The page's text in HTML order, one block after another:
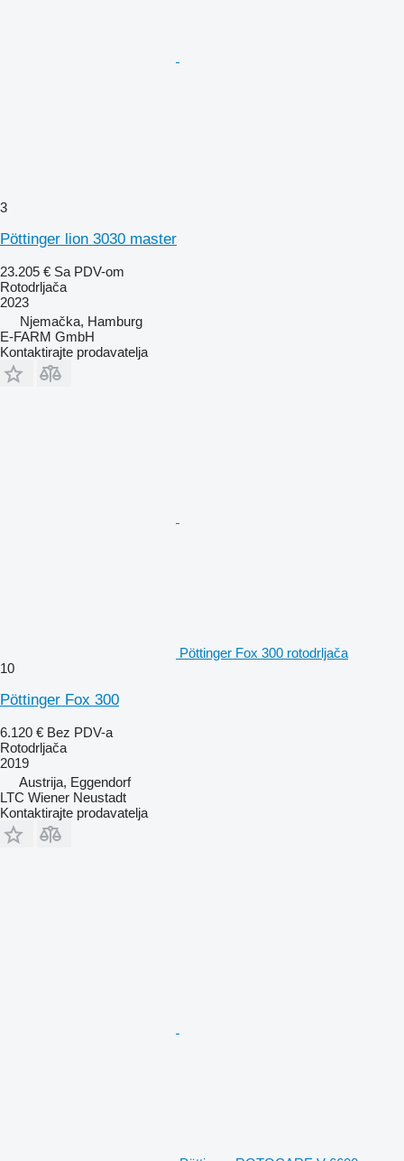
3
Pöttinger lion 3030 master
23.205 € Sa PDV-om
Rotodrljača
2023
Njemačka, Hamburg
E-FARM GmbH
Kontaktirajte prodavatelja
Pöttinger Fox 300 rotodrljača
10
Pöttinger Fox 300
6.120 € Bez PDV-a
Rotodrljača
2019
Austrija, Eggendorf
LTC Wiener Neustadt
Kontaktirajte prodavatelja